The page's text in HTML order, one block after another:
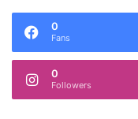
0
Fans
0
Followers